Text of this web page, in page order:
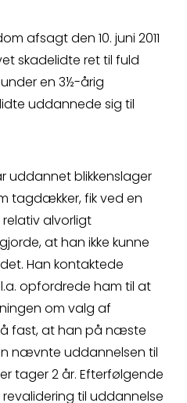
vi dig
afsagt den 10. juni 2011
skadelidte ret til fuld
en 3½-årig
uddannede sig til
uddannet blikkenslager
tagdækker, fik ved en
alvorligt
at han ikke kunne
Han kontaktede
opfordrede ham til at
om valg af
fast, at han på næste
nævnte uddannelsen til
tager 2 år. Efterfølgende
til uddannelse